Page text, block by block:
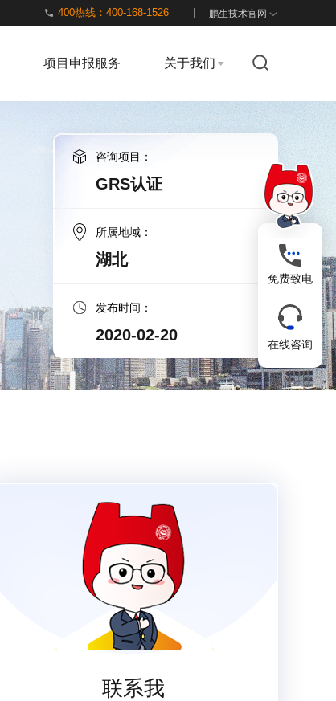
400热线：400-168-1526 鹏生技术官网
项目申报服务 关于我们
咨询项目：
GRS认证
所属地域：
湖北
发布时间：
2020-02-20
联系我
免费致电
在线咨询